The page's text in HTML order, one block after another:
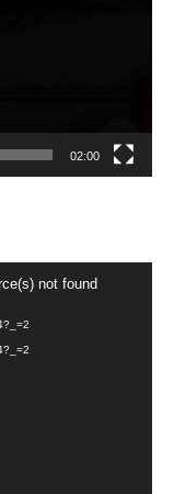
02:00
not found